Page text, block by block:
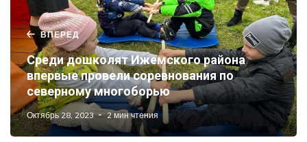
ВПЕРЕД
Среди дошколят Ижемского района
впервые провели соревнования по
северному многоборью
Октябрь 28, 2023 2 мин чтения